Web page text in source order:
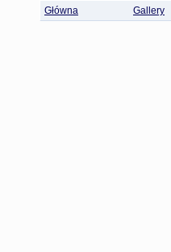
Główna Gallery